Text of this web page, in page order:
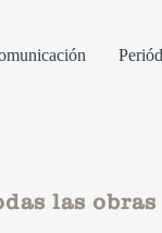
las